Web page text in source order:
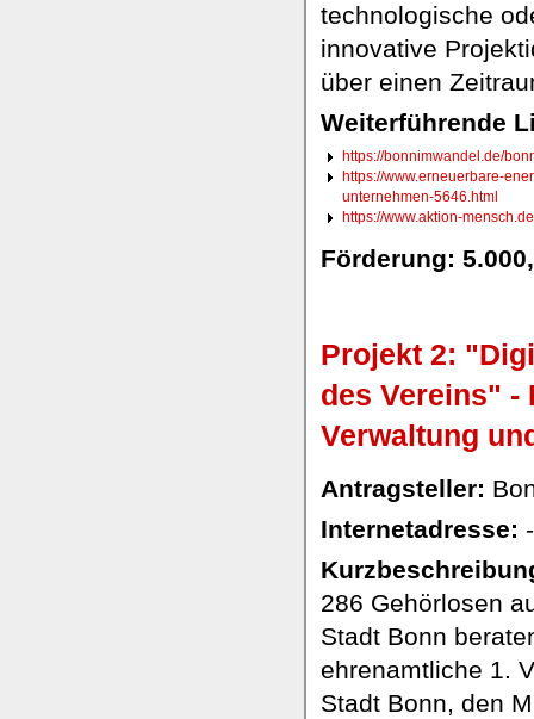
technologische
innovative
über einen
Weiterführende
https://bonnimwandel.de/
https://www.erneuerbare-
unternehmen-5646.html
https://www.aktion-
Förderung:
Projekt 2:
des Vereins" -
Verwaltung
Antragsteller:
Internetadresse: -
286 Gehörlosen
Stadt Bonn
ehrenamtliche 1.
Stadt Bonn, den